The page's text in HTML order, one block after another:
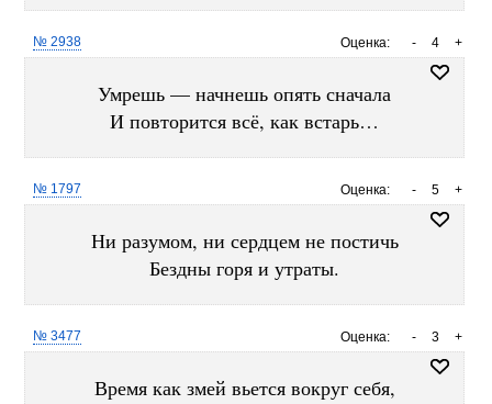
Оценка: +
4
-
№ 2938
Умрешь — начнешь опять сначала
И повторится всё, как встарь…
Оценка: +
5
-
№ 1797
Ни разумом, ни сердцем не постичь
Бездны горя и утраты.
Оценка: +
3
-
№ 3477
Время как змей вьется вокруг себя,